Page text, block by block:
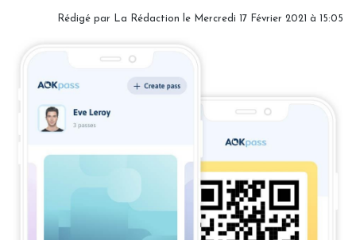
Rédigé par La Rédaction le Mercredi 17 Février 2021 à 15:05